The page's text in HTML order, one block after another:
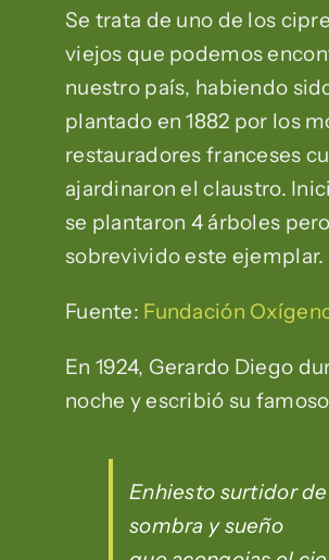
Se trata de uno de los
viejos que podemos
nuestro país, habiendo
plantado en 1882 por los
restauradores franceses
ajardinaron el claustro.
se plantaron 4 árboles
sobrevivido este ejemplar.
Fuente: Fundación
En 1924, Gerardo Diego
noche y escribió su
Enhiesto surtidor de
sombra y sueño